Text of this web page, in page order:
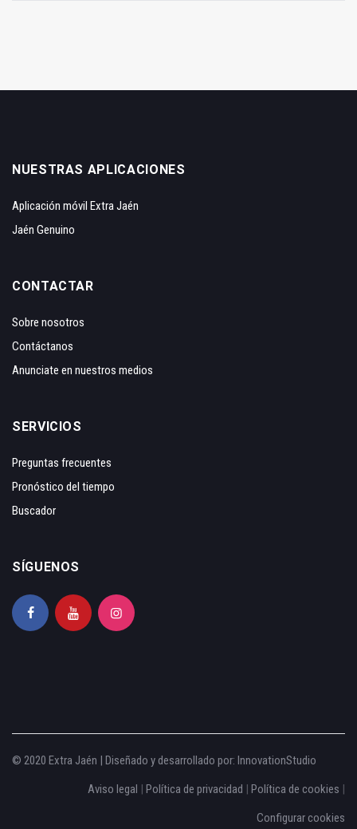
NUESTRAS APLICACIONES
Aplicación móvil Extra Jaén
Jaén Genuino
CONTACTAR
Sobre nosotros
Contáctanos
Anunciate en nuestros medios
SERVICIOS
Preguntas frecuentes
Pronóstico del tiempo
Buscador
SÍGUENOS
© 2020 Extra Jaén | Diseñado y desarrollado por: InnovationStudio
Aviso legal | Política de privacidad | Política de cookies |
Configurar cookies